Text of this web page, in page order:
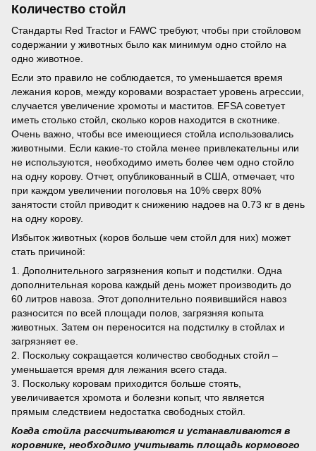
Количество стойл
Стандарты Red Tractor и FAWC требуют, чтобы при стойловом
содержании у животных было как минимум одно стойло на
одно животное.
Если это правило не соблюдается, то уменьшается время
лежания коров, между коровами возрастает уровень агрессии,
случается увеличение хромоты и маститов. EFSA советует
иметь столько стойл, сколько коров находится в скотнике.
Очень важно, чтобы все имеющиеся стойла использовались
животными. Если какие-то стойла менее привлекательны или
не используются, необходимо иметь более чем одно стойло
на одну корову. Отчет, опубликованный в США, отмечает, что
при каждом увеличении поголовья на 10% сверх 80%
занятости стойл приводит к снижению надоев на 0.73 кг в день
на одну корову.
Избыток животных (коров больше чем стойл для них) может
стать причиной:
1. Дополнительного загрязнения копыт и подстилки. Одна
дополнительная корова каждый день может производить до
60 литров навоза. Этот дополнительно появившийся навоз
разносится по всей площади полов, загрязняя копыта
животных. Затем он переносится на подстилку в стойлах и
загрязняет ее.
2. Поскольку сокращается количество свободных стойл –
уменьшается время для лежания всего стада.
3. Поскольку коровам приходится больше стоять,
увеличивается хромота и болезни копыт, что является
прямым следствием недостатка свободных стойл.
Когда стойла рассчитываются и устанавливаются в
коровнике, необходимо учитывать площадь кормового